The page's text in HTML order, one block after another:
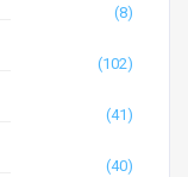
(8)
(102)
(41)
(40)